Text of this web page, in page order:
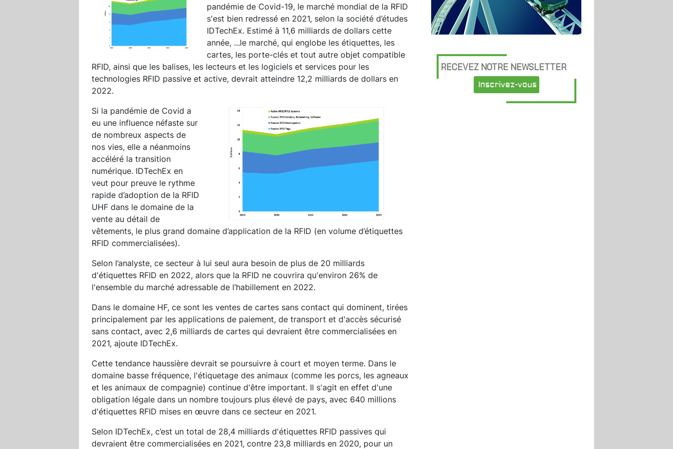
pandémie de Covid-19, le marché mondial de la RFID
s'est bien redressé en 2021, selon la société d’études
IDTechEx. Estimé à 11,6 milliards de dollars cette
année, ...le marché, qui englobe les étiquettes, les
cartes, les porte-clés et tout autre objet compatible
RFID, ainsi que les balises, les lecteurs et les logiciels et services pour les
technologies RFID passive et active, devrait atteindre 12,2 milliards de dollars en
2022.
Si la pandémie de Covid a
eu une influence néfaste sur
de nombreux aspects de
nos vies, elle a néanmoins
accéléré la transition
numérique. IDTechEx en
veut pour preuve le rythme
rapide d’adoption de la RFID
UHF dans le domaine de la
vente au détail de
vêtements, le plus grand domaine d’application de la RFID (en volume d’étiquettes
RFID commercialisées).
Selon l’analyste, ce secteur à lui seul aura besoin de plus de 20 milliards
d'étiquettes RFID en 2022, alors que la RFID ne couvrira qu'environ 26% de
l'ensemble du marché adressable de l’habillement en 2022.
Dans le domaine HF, ce sont les ventes de cartes sans contact qui dominent, tirées
principalement par les applications de paiement, de transport et d'accès sécurisé
sans contact, avec 2,6 milliards de cartes qui devraient être commercialisées en
2021, ajoute IDTechEx.
Cette tendance haussière devrait se poursuivre à court et moyen terme. Dans le
domaine basse fréquence, l'étiquetage des animaux (comme les porcs, les agneaux
et les animaux de compagnie) continue d'être important. Il s'agit en effet d'une
obligation légale dans un nombre toujours plus élevé de pays, avec 640 millions
d'étiquettes RFID mises en œuvre dans ce secteur en 2021.
Selon IDTechEx, c’est un total de 28,4 milliards d'étiquettes RFID passives qui
devraient être commercialisées en 2021, contre 23,8 milliards en 2020, pour un
RECEVEZ NOTRE NEWSLETTER
Inscrivez-vous